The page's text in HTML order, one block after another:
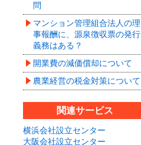
問
マンション管理組合法人の理
事報酬に、源泉徴収票の発行
義務はある？
開業費の減価償却について
農業経営の税金対策について
関連サービス
横浜会社設立センター
大阪会社設立センター